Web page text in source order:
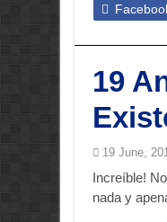
19
19 June,
Increíble!
nada y